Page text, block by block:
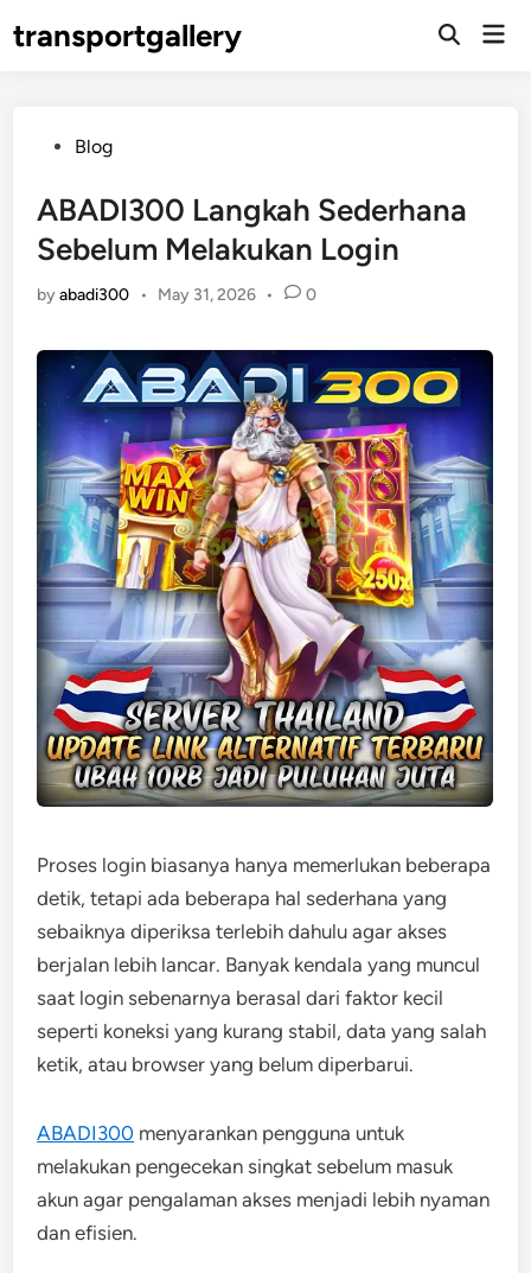
totransportgallery
Open
PostedBlog
ABADI300 Langkah Sederhana
Sebelum Melakukan Login
byabadi300 • May 31, 2026 • 0
Proses login biasanya hanya memerlukan beberapa
detik, tetapi ada beberapa hal sederhana yang
sebaiknya diperiksa terlebih dahulu agar akses
berjalan lebih lancar. Banyak kendala yang muncul
saat login sebenarnya berasal dari faktor kecil
seperti koneksi yang kurang stabil, data yang salah
ketik, atau browser yang belum diperbarui.
ABADI300 menyarankan pengguna untuk
melakukan pengecekan singkat sebelum masuk
akun agar pengalaman akses menjadi lebih nyaman
dan efisien.